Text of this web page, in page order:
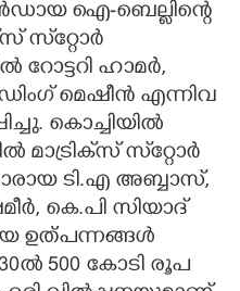
ഐ-ബെല്ലിന്റെ
സ്‌റ്റോർ
റോട്ടറി ഹാമർ,
മെഷീൻ എന്നിവ
കൊച്ചിയിൽ
മാട്രിക്‌സ് സ്‌റ്റോർ
ടി.എ അബ്ബാസ്,
കെ.പി സിയാദ്
ഉത്പന്നങ്ങൾ
500 കോടി രൂപ